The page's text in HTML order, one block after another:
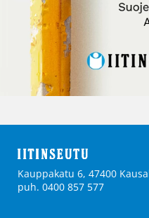
Kauppakatu 6, 47400
puh. 0400 857 577